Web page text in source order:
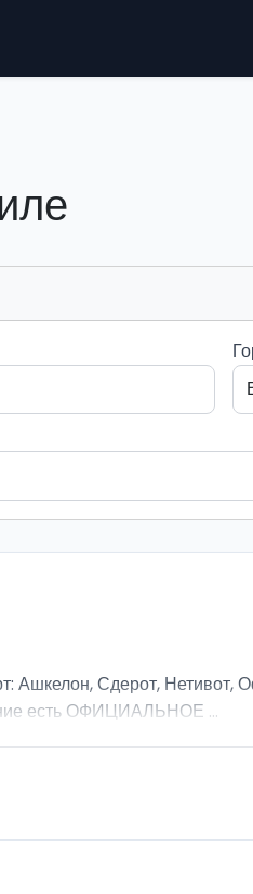
Сдерот, Нетивот,
есть ОФИЦИАЛЬНОЕ ...